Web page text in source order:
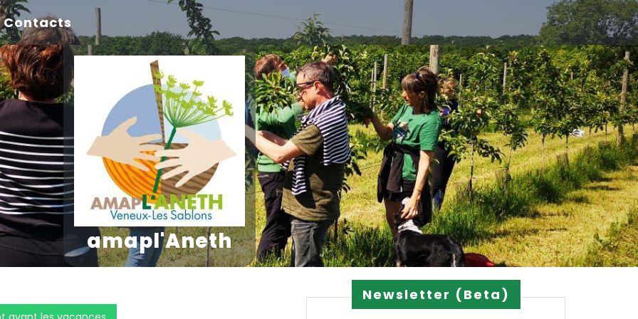
Contacts
amapl'Aneth
Newsletter (Beta)